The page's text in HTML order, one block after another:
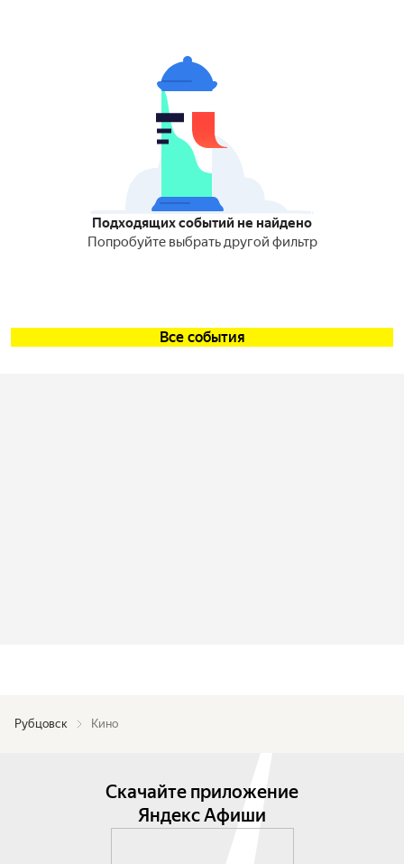
Подходящих событий не найдено
Попробуйте выбрать другой фильтр
Все события
Рубцовск Кино
Скачайте приложение
Яндекс Афиши